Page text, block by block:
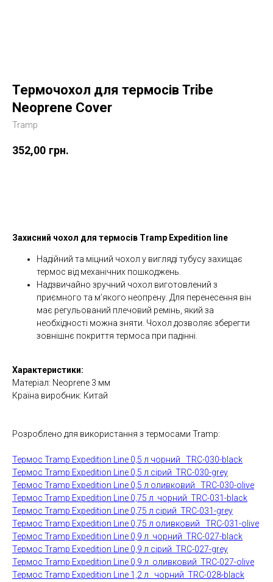
Термочoхол для термосів Tribe
Neoprene Cover
Tramp
352,00 грн.
Захисний чохол для термосів Tramp Expedition line
Надійний та міцний чохол у вигляді тубусу захищає
термос від механічних пошкоджень.
Надзвичайно зручний чохол виготовлений з
приємного та м’якого неопрену. Для перенесення він
має регульований плечовий ремінь, який за
необхідності можна зняти. Чохол дозволяє зберегти
зовнішнє покриття термоса при падінні.
Характеристики:
Матеріал: Neoprene 3 мм
Країна виробник: Китай
Розроблено для використання з термосами Tramp:
Термос Tramp Expedition Line 0,5 л чорний TRC-030-black
Термос Tramp Expedition Line 0,5 л сірий TRC-030-grey
Термос Tramp Expedition Line 0,5 л оливковий TRC-030-olive
Термос Tramp Expedition Line 0,75 л чорний TRC-031-black
Термос Tramp Expedition Line 0,75 л сірий TRC-031-grey
Термос Tramp Expedition Line 0,75 л оливковий TRC-031-olive
Термос Tramp Expedition Line 0,9 л чорний TRC-027-black
Термос Tramp Expedition Line 0,9 л сірий TRC-027-grey
Термос Tramp Expedition Line 0,9 л оливковий TRC-027-olive
Термос Tramp Expedition Line 1,2 л чорний TRC-028-black